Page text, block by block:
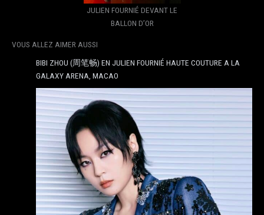
JULIEN FOURNIÉ DEVANT LE
BALLON D’OR
VOUS ALLEZ AIMER AUSSI
BIBI ZHOU (周笔畅) EN JULIEN FOURNIÉ HAUTE COUTURE A LA
GALAXY ARENA, MACAO